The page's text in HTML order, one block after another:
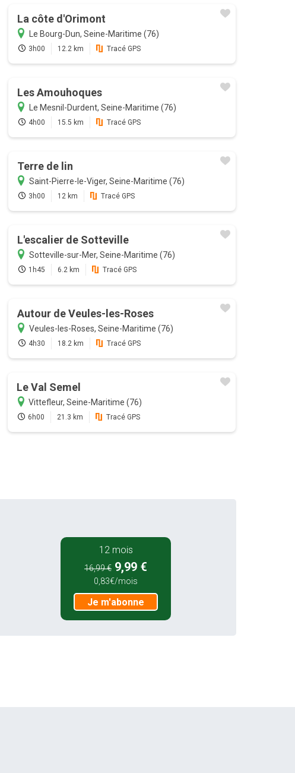
La côte d'Orimont
Le Bourg-Dun, Seine-Maritime (76)
3h00 12.2 km Tracé GPS
Les Amouhoques
Le Mesnil-Durdent, Seine-Maritime (76)
4h00 15.5 km Tracé GPS
Terre de lin
Saint-Pierre-le-Viger, Seine-Maritime (76)
3h00 12 km Tracé GPS
L'escalier de Sotteville
Sotteville-sur-Mer, Seine-Maritime (76)
1h45 6.2 km Tracé GPS
Autour de Veules-les-Roses
Veules-les-Roses, Seine-Maritime (76)
4h30 18.2 km Tracé GPS
Le Val Semel
Vittefleur, Seine-Maritime (76)
6h00 21.3 km Tracé GPS
12 mois
16,99 € 9,99 €
0,83€/mois
Je m'abonne